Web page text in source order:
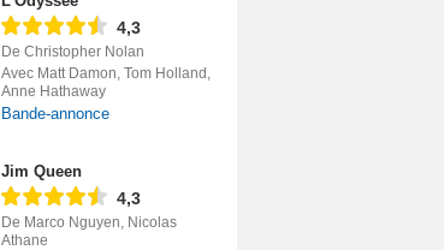
4,3
De Christopher Nolan
Avec Matt Damon, Tom Holland,
Anne Hathaway
Bande-annonce
Jim Queen
4,3
De Marco Nguyen, Nicolas
Athane